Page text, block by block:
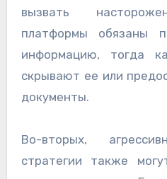
вызвать
платформы обязаны
информацию, тогда
скрывают ее или
документы.
Во-вторых,
стратегии также